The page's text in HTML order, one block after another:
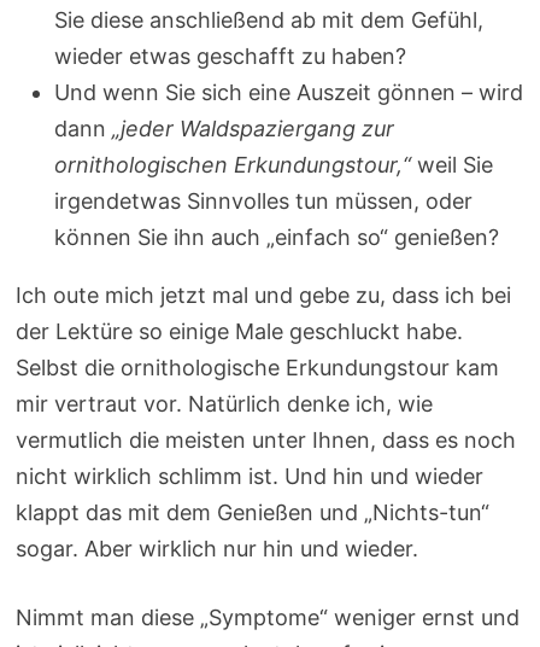
Sie diese anschließend ab mit dem Gefühl,
wieder etwas geschafft zu haben?
Und wenn Sie sich eine Auszeit gönnen – wird
dann„jeder Waldspaziergang zur
ornithologischen Erkundungstour,“weil Sie
irgendetwas Sinnvolles tun müssen, oder
können Sie ihn auch „einfach so“ genießen?
Ich oute mich jetzt mal und gebe zu, dass ich bei
der Lektüre so einige Male geschluckt habe.
Selbst die ornithologische Erkundungstour kam
mir vertraut vor. Natürlich denke ich, wie
vermutlich die meisten unter Ihnen, dass es noch
nicht wirklich schlimm ist. Und hin und wieder
klappt das mit dem Genießen und „Nichts-tun“
sogar. Aber wirklich nur hin und wieder.
Nimmt man diese „Symptome“ weniger ernst und